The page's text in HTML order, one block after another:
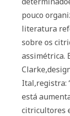
pouco
literatura
sobre os
assimétrica.
Ital,registra:
está
citricultores